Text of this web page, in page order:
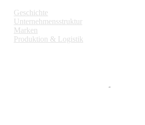
Geschichte
Unternehmensstruktur
Marken
Produktion & Logistik